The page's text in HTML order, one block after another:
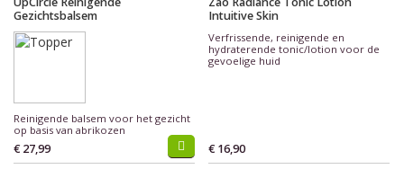
Gezichtsbalsem
Reinigende balsem voor het gezicht
op basis van abrikozen
€ 27,99
Intuitive Skin
Verfrissende, reinigende en
hydraterende tonic/lotion voor de
gevoelige huid
€ 16,90